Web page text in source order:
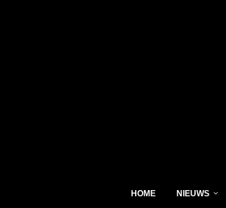
HOME NIEUWS